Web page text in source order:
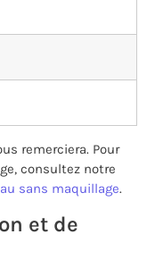
remerciera. Pour
consultez notre
sans maquillage.
et de